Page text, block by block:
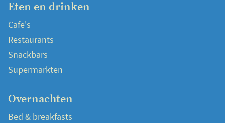
Eten en drinken
Cafe's
Restaurants
Snackbars
Supermarkten
Overnachten
Bed & breakfasts